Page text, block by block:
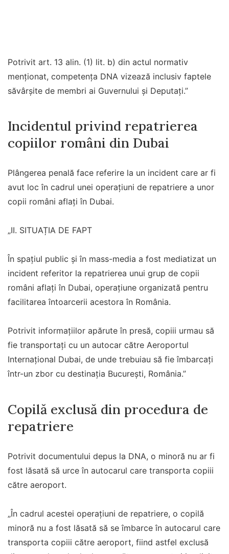
Potrivit art. 13 alin. (1) lit. b) din actul normativ
menționat, competența DNA vizează inclusiv faptele
săvârșite de membri ai Guvernului și Deputați.”
Incidentul privind repatrierea
copiilor români din Dubai
Plângerea penală face referire la un incident care ar fi
avut loc în cadrul unei operațiuni de repatriere a unor
copii români aflați în Dubai.
„II. SITUAȚIA DE FAPT
În spațiul public și în mass-media a fost mediatizat un
incident referitor la repatrierea unui grup de copii
români aflați în Dubai, operațiune organizată pentru
facilitarea întoarcerii acestora în România.
Potrivit informațiilor apărute în presă, copiii urmau să
fie transportați cu un autocar către Aeroportul
Internațional Dubai, de unde trebuiau să fie îmbarcați
într-un zbor cu destinația București, România.”
Copilă exclusă din procedura de
repatriere
Potrivit documentului depus la DNA, o minoră nu ar fi
fost lăsată să urce în autocarul care transporta copiii
către aeroport.
„În cadrul acestei operațiuni de repatriere, o copilă
minoră nu a fost lăsată să se îmbarce în autocarul care
transporta copiii către aeroport, fiind astfel exclusă